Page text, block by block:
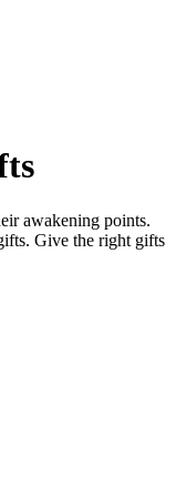
awakening points.
Give the right gifts